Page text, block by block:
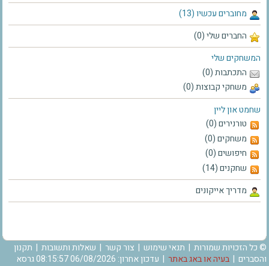
מחוברים עכשיו (13)
החברים שלי (0)
המשחקים שלי
התכתבות (0)
משחקי קבוצות (0)
שחמט און ליין
טורנירים (0)
משחקים (0)
חיפושים (0)
שחקנים (14)
מדריך אייקונים
© כל הזכויות שמורות | תנאי שימוש | צור קשר | שאלות ותשובות | תקנון
והסברים | בעיה או באג באתר
| עדכון אחרון: 06/08/2026 08:15:57 גרסא